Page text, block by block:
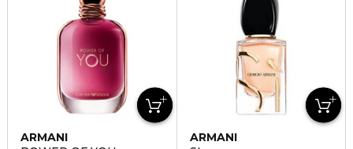
ARMANI
ARMANI